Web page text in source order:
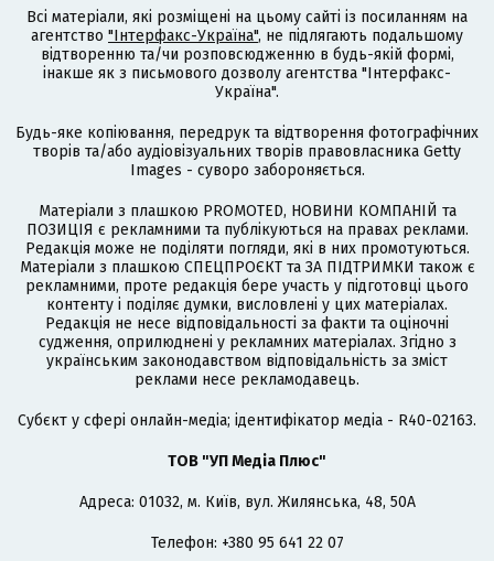
Всі матеріали, які розміщені на цьому сайті із посиланням на
агентство "Інтерфакс-Україна", не підлягають подальшому
відтворенню та/чи розповсюдженню в будь-якій формі,
інакше як з письмового дозволу агентства "Інтерфакс-
Україна".
Будь-яке копіювання, передрук та відтворення фотографічних
творів та/або аудіовізуальних творів правовласника Getty
Images - суворо забороняється.
Матеріали з плашкою PROMOTED, НОВИНИ КОМПАНІЙ та
ПОЗИЦІЯ є рекламними та публікуються на правах реклами.
Редакція може не поділяти погляди, які в них промотуються.
Матеріали з плашкою СПЕЦПРОЄКТ та ЗА ПІДТРИМКИ також є
рекламними, проте редакція бере участь у підготовці цього
контенту і поділяє думки, висловлені у цих матеріалах.
Редакція не несе відповідальності за факти та оціночні
судження, оприлюднені у рекламних матеріалах. Згідно з
українським законодавством відповідальність за зміст
реклами несе рекламодавець.
Cубєкт у сфері онлайн-медіа; ідентифікатор медіа - R40-02163.
ТОВ "УП Медіа Плюс"
Адреса: 01032, м. Київ, вул. Жилянська, 48, 50А
Телефон: +380 95 641 22 07